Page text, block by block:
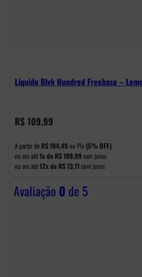
Líquido Blvk Hundred Freebase –
R$ 109,99
A partir de R$104,49 no Pix (5% OFF)
ou em até1x de R$109,99 sem juros
ou em até12x de R$13,11 com juros
Avaliação 0 de 5